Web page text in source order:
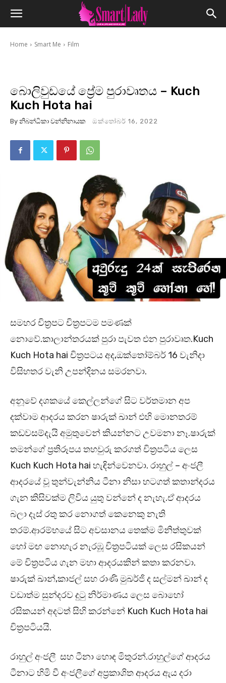
Home Smart Me Film
බොලිවුඩයේ ප්‍රේම පුරාවෘතය – Kuch
Kuch Hota hai
By නිබන්ධිකා වන්නිනායක ඔක්තෝබර් 16, 2022
සමහර චිත්‍රපට චිත්‍රපටම පමණක්
නොවේ.කාලාන්තරයක් පුරා පැවත එන පුරාවෘත.Kuch
Kuch Hota hai චිත්‍රපටය අද,ඔක්තෝම්බර් 16 වැනිදා
විසිහතර වැනි උපන්දිනය සමරනවා.
අනූවේ දශකයේ කෙල්ලන්ගේ සිට වර්තමාන අප
දක්වාම ආදරය කරන ෂාරුක් ඛාන් එහි මොනතරම්
කඩවසම්දැයි අමුතුවෙන් කියන්නට උවමනා නෑ.ෂාරුක්
තමන්ගේ ප්‍රතිරූපය තහවුරු කරගත් චිත්‍රපටිය ලෙස
Kuch Kuch Hota hai හැඳින්වෙනවා. රාහුල් – අංජලී
ආදරයේ වූ තුන්වැන්නිය ටීනා නිසා හටගත් කතාන්දරය
ගැන කිසිවක්ම ලිවිය යුතු වන්නේ ද නැහැ.ඒ ආදරය
බලා දෑස් රතු කර නොගත් කෙනෙකු නැති
තරම්.ආරම්භයේ සිට අවසානය තෙක්ම මිනිත්තුවක්
හෝ මඟ නොහැර නැරඹූ චිත්‍රපටියක් ලෙස රසිකයන්
මේ චිත්‍රපටිය ගැන මහා ආදරයකින් කතා කරනවා.
ෂාරුක් ඛාන්,කාජල් සහ රාණි මුඛර්ජි ද සල්මන් ඛාන් ද
වඩාත්ම සුන්දරව දුටු නිර්මාණය ලෙස බොහෝ
රසිකයන් අදටත් සිහි කරන්නේ Kuch Kuch Hota hai
චිත්‍රපටියයි.
රාහුල් අංජලී සහ ටීනා හොඳ මිතුරන්.රාහුල්ගේ ආදරය
ටීනාට හිමි වී අංජලීගේ අප්‍රකාශිත ආදරය ඇය දරා